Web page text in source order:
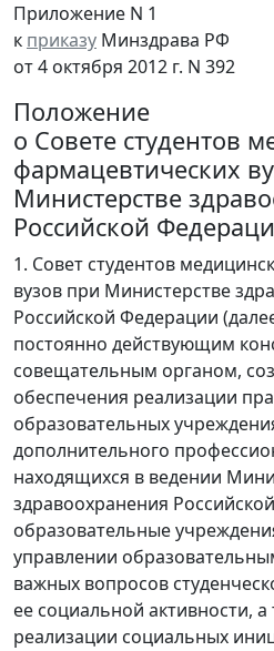
Приложение N 1
к приказу Минздрава РФ
от 4 октября 2012 г. N 392
Положение
о Совете студентов
фармацевтических
Министерстве
Российской
1. Совет студентов
вузов при Министерстве
Российской Федерации
постоянно действующим
совещательным органом,
обеспечения реализации
образовательных
дополнительного
находящихся в ведении
здравоохранения
образовательные
управлении
важных вопросов
ее социальной активности,
реализации социальных